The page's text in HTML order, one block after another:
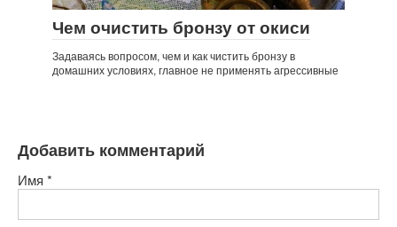
Чем очистить бронзу от окиси
Задаваясь вопросом, чем и как чистить бронзу в
домашних условиях, главное не применять агрессивные
Добавить комментарий
Имя *